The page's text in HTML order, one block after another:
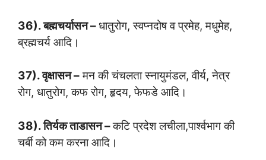
36). बह्मचर्यासन –धातुरोग, स्वप्नदोष व प्रमेह, मधुमेह,
ब्रह्मचर्य आदि।
37). वृक्षासन –मन की चंचलता स्नायुमंडल, वीर्य, नेत्र
रोग, धातुरोग, कफ रोग, हृदय, फेफडे आदि।
38). तिर्यक ताडासन –कटि प्रदेश लचीला,पार्श्वभाग की
चर्बी को कम करना आदि।